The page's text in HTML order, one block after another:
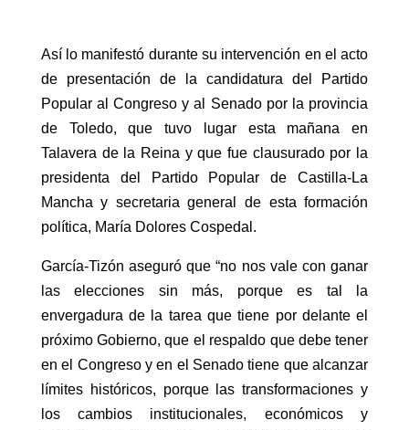
Así lo manifestó durante su intervención en el acto
de presentación de la candidatura del Partido
Popular al Congreso y al Senado por la provincia
de Toledo, que tuvo lugar esta mañana en
Talavera de la Reina y que fue clausurado por la
presidenta del Partido Popular de Castilla-La
Mancha y secretaria general de esta formación
política, María Dolores Cospedal.
García-Tizón aseguró que “no nos vale con ganar
las elecciones sin más, porque es tal la
envergadura de la tarea que tiene por delante el
próximo Gobierno, que el respaldo que debe tener
en el Congreso y en el Senado tiene que alcanzar
límites históricos, porque las transformaciones y
los cambios institucionales, económicos y